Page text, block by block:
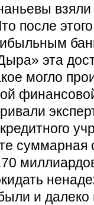
после
эта
могло
и